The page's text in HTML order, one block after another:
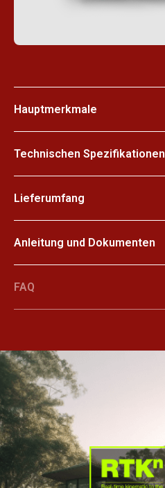
Hauptmerkmale
Technischen Spezifikationen
Lieferumfang
Anleitung und Dokumenten
FAQ